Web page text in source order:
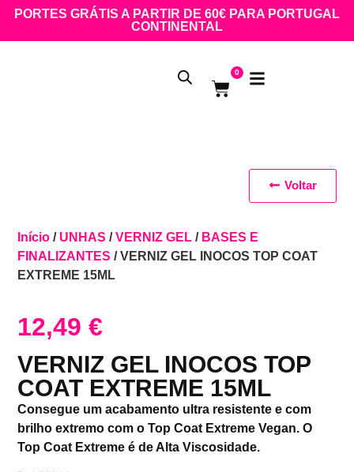
PORTES GRÁTIS A PARTIR DE 60€ PARA PORTUGAL
CONTINENTAL
0
Início / UNHAS /VERNIZ GEL / BASES E
FINALIZANTES / VERNIZ GEL INOCOS TOP COAT
EXTREME 15ML
12,49€
VERNIZ GEL INOCOS TOP
COAT EXTREME 15ML
Consegue um acabamento ultra resistente e com
brilho extremo com o Top Coat Extreme Vegan. O
Top Coat Extreme é de Alta Viscosidade.
Voltar